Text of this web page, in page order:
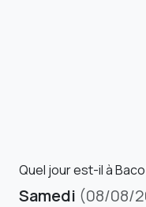
Quel jour est-il à
Samedi (08/08/